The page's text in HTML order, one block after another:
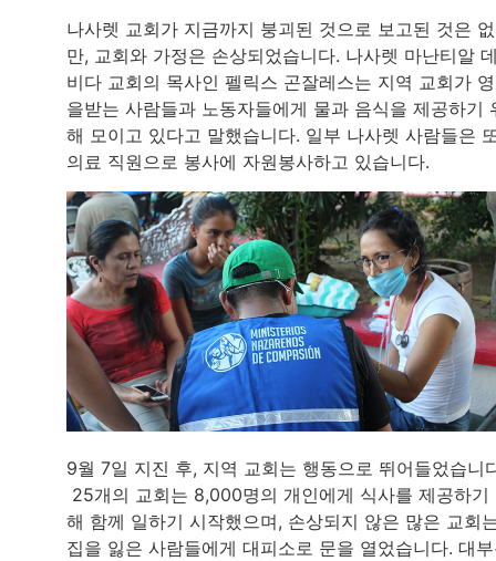
나사렛 교회가 지금까지 붕괴된 것으로 보고된 것은
만, 교회와 가정은 손상되었습니다. 나사렛 마난티알
비다 교회의 목사인 펠릭스 곤잘레스는 지역 교회가
을받는 사람들과 노동자들에게 물과 음식을 제공하기
해 모이고 있다고 말했습니다. 일부 나사렛 사람들은
의료 직원으로 봉사에 자원봉사하고 있습니다.
9월 7일 지진 후, 지역 교회는 행동으로 뛰어들었습니
25개의 교회는 8,000명의 개인에게 식사를 제공하기
해 함께 일하기 시작했으며, 손상되지 않은 많은 교회
집을 잃은 사람들에게 대피소로 문을 열었습니다. 대